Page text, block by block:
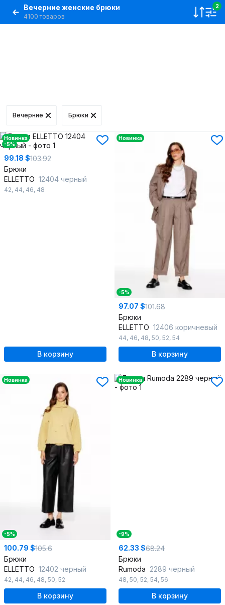
Вечерние женские брюки
4100 товаров
2
Вечерние Брюки
Новинка
-5%
99.18 $103.92
Брюки
ELLETTO 12404 черный
42, 44, 46, 48
В корзину
Новинка
-5%
97.07 $101.68
Брюки
ELLETTO 12406 коричневый
44, 46, 48, 50, 52, 54
В корзину
Новинка
-5%
100.79 $105.6
Брюки
ELLETTO 12402 черный
42, 44, 46, 48, 50, 52
В корзину
Новинка
-9%
62.33 $68.24
Брюки
Rumoda 2289 черный
48, 50, 52, 54, 56
В корзину